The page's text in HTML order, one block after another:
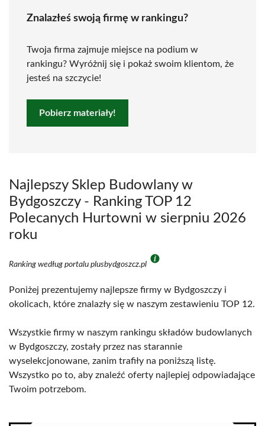
Znalazłeś swoją firmę w rankingu?
Twoja firma zajmuje miejsce na podium w
rankingu? Wyróżnij się i pokaż swoim klientom, że
jesteś na szczycie!
Pobierz materiały!
Najlepszy Sklep Budowlany w
Bydgoszczy - Ranking TOP 12
Polecanych Hurtowni w sierpniu 2026
roku
Ranking według portalu plusbydgoszcz.pl
Poniżej prezentujemy najlepsze firmy w Bydgoszczy i
okolicach, które znalazły się w naszym zestawieniu TOP 12.
Wszystkie firmy w naszym rankingu składów budowlanych
w Bydgoszczy, zostały przez nas starannie
wyselekcjonowane, zanim trafiły na poniższą listę.
Wszystko po to, aby znaleźć oferty najlepiej odpowiadające
Twoim potrzebom.